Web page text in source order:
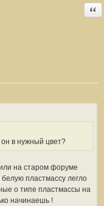
в нужный цвет?
на старом форуме
пластмассу легло
о типе пластмассы на
начинаешь !